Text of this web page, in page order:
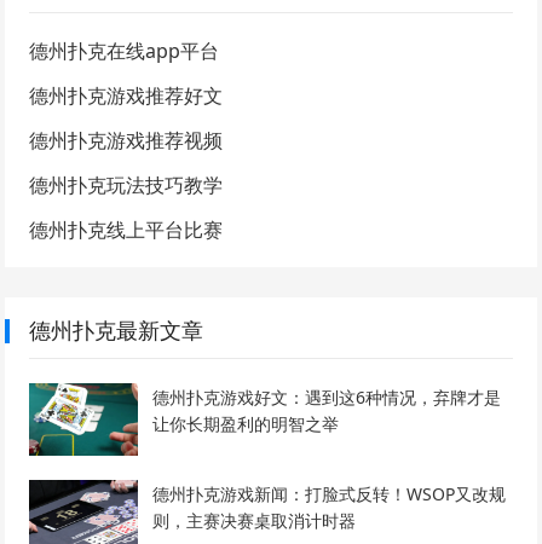
德州扑克在线app平台
德州扑克游戏推荐好文
德州扑克游戏推荐视频
德州扑克玩法技巧教学
德州扑克线上平台比赛
德州扑克最新文章
德州扑克游戏好文：遇到这6种情况，弃牌才是
让你长期盈利的明智之举
德州扑克游戏新闻：打脸式反转！WSOP又改规
则，主赛决赛桌取消计时器